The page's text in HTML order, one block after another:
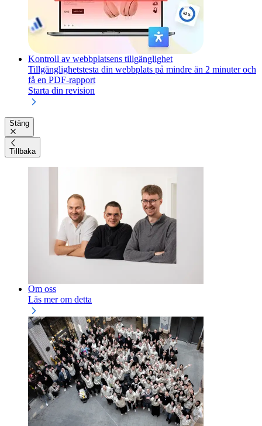
Kontroll av webbplatsens tillgänglighet
Tillgänglighetstesta din webbplats på mindre än 2 minuter och
få en PDF-rapport
Starta din revision
Stäng
Tillbaka
Om oss
Läs mer om detta